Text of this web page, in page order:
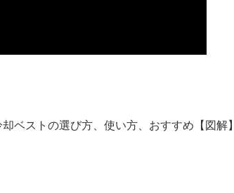
ベストの選び方、使い方、おすすめ【図解】